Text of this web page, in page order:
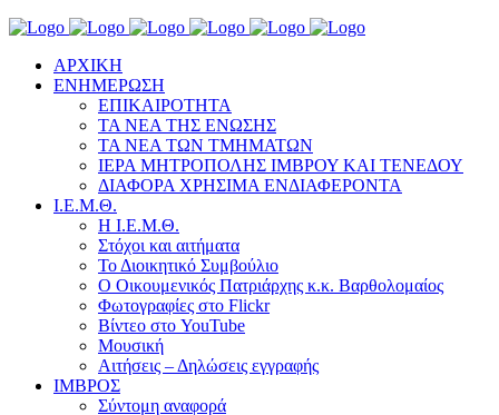
ΑΡΧΙΚΗ
ΕΝΗΜΕΡΩΣΗ
ΕΠΙΚΑΙΡΟΤΗΤΑ
ΤΑ ΝΕΑ ΤΗΣ ΕΝΩΣΗΣ
ΤΑ ΝΕΑ ΤΩΝ ΤΜΗΜΑΤΩΝ
ΙΕΡΑ ΜΗΤΡΟΠΟΛΗΣ ΙΜΒΡΟΥ ΚΑΙ ΤΕΝΕΔΟΥ
ΔΙΑΦΟΡΑ ΧΡΗΣΙΜΑ ΕΝΔΙΑΦΕΡΟΝΤΑ
Ι.Ε.Μ.Θ.
Η Ι.Ε.Μ.Θ.
Στόχοι και αιτήματα
Το Διοικητικό Συμβούλιο
Ο Οικουμενικός Πατριάρχης κ.κ. Βαρθολομαίος
Φωτογραφίες στο Flickr
Βίντεο στο YouTube
Μουσική
Αιτήσεις – Δηλώσεις εγγραφής
ΙΜΒΡΟΣ
Σύντομη αναφορά